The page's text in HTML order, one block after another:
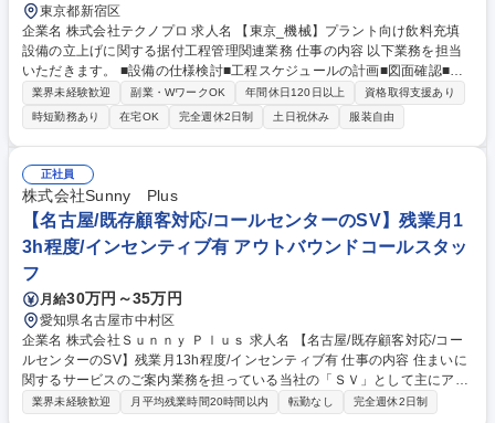
東京都新宿区
企業名 株式会社テクノプロ 求人名 【東京_機械】プラント向け飲料充填
設備の立上げに関する据付工程管理関連業務 仕事の内容 以下業務を担当
いただきます。 ■設備の仕様検討■工程スケジュールの計画■図面確認■工
事ベンダーへの見積、発注依頼■納入物や工事関連の調整■試運転立ち会い
■現地調整 【当社の強み：顧客のパートナー会社としての立ち位置】現場
でのエンジニアのスタンスや技術力から積み重ねた圧倒的信頼をもとに、
設計開発、要件定義などの上流工程の案件も多数保有するエンジニアリン
グ企業です。幅広い案件からあなたの望むキャリアを築く基盤が整ってい
ます。 募集職種 【東京_機械】プラント向け飲料充填設備の立上げに関す
る据付工程管理関連業務
業界未経験歓迎 副業・WワークOK 年間休日120日以上
資格取得支援あり
時短勤務あり
在宅OK 完全週休2日制 土日祝休み 服装自由
正社員
株式会社Sunny Plus
【名古屋/既存顧客対応/コールセンターのSV】残業月1
3h程度/インセンティブ有 アウトバウンドコールスタッ
フ
月給30万円～35万円
愛知県名古屋市中村区
企業名 株式会社Ｓｕｎｎｙ Ｐｌｕｓ 求人名 【名古屋/既存顧客対応/コー
ルセンターのSV】残業月13h程度/インセンティブ有 仕事の内容 住まいに
関するサービスのご案内業務を担っている当社の「ＳＶ」として主にアポ
インターのトーク指導・目標管理業務をお任せします。 【主な業務内容】
業界未経験歓迎 月平均残業時間20時間以内 転勤なし 完全週休2日制